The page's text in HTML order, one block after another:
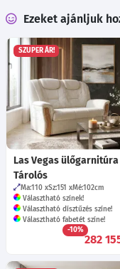
Ezeket ajánljuk
SZUPER ÁR!
Las Vegas ülőgarnitúra
Tárolós
Ma:110 Sz:151 Mé:102cm
Választható színek!
Választható dísztűzés színe!
Választható fabetét színe!
-10%
282